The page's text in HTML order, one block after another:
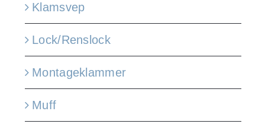
Klamsvep
Lock/Renslock
Montageklammer
Muff